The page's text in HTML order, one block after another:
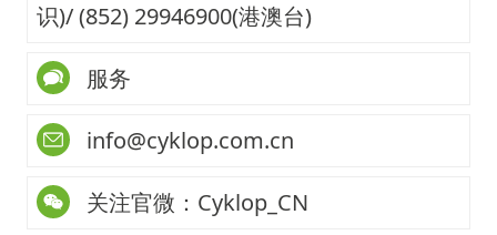
识)/ (852) 29946900(港澳台)
服务
info@cyklop.com.cn
关注官微：Cyklop_CN